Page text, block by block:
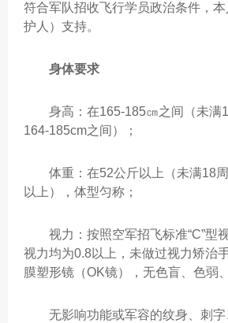
符合军队招收飞行学员政治条件，
护人）支持。
身体要求
身高：在165-185㎝之间（未满
164-185cm之间）；
体重：在52公斤以上（未满18周
以上），体型匀称；
视力：按照空军招飞标准“C”型
视力均为0.8以上，未做过视力矫治
膜塑形镜（OK镜），无色盲、色弱
无影响功能或军容的纹身、刺字